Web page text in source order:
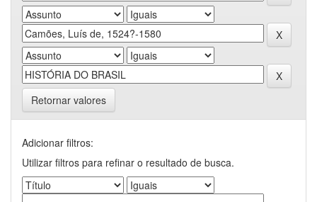
Retornar valores
Adicionar filtros:
Utilizar filtros para refinar o resultado de busca.